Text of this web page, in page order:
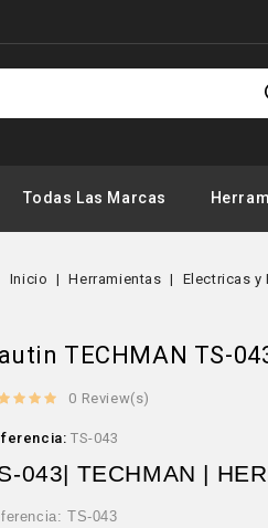
Todas Las Marcas
Inicio Herramientas Electricas y
TECHMAN TS-
0 Review(s)
TS-043
043| TECHMAN |
TS-043